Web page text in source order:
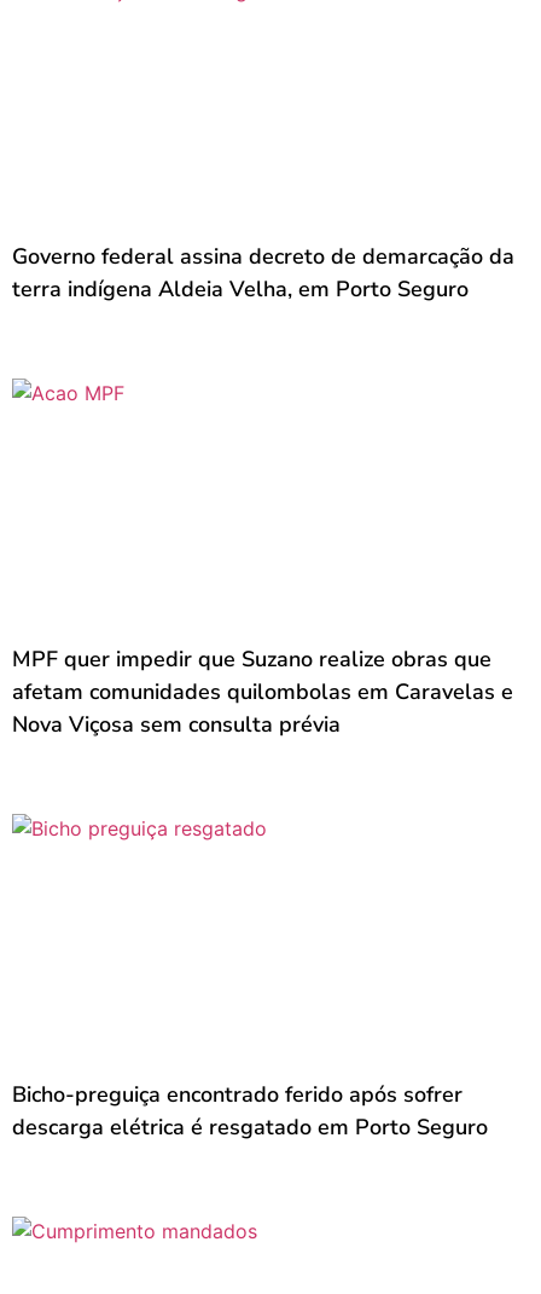
Governo federal assina decreto de demarcação da
terra indígena Aldeia Velha, em Porto Seguro
MPF quer impedir que Suzano realize obras que
afetam comunidades quilombolas em Caravelas e
Nova Viçosa sem consulta prévia
Bicho-preguiça encontrado ferido após sofrer
descarga elétrica é resgatado em Porto Seguro